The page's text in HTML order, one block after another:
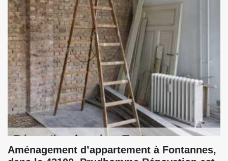
Aménagement d’appartement à Fontannes,